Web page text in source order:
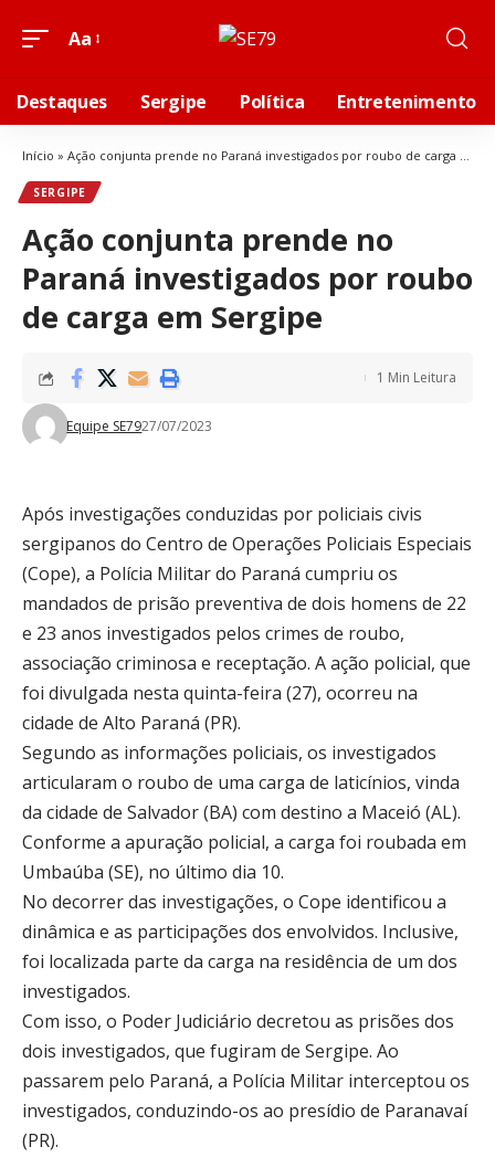
Aa
Destaques Sergipe Política Entretenimento
Início » Ação conjunta prende no Paraná investigados por roubo de carga em Sergipe
SERGIPE
Ação conjunta prende no
Paraná investigados por roubo
de carga em Sergipe
Equipe SE7927/07/2023
1 Min Leitura
Após investigações conduzidas por policiais civis
sergipanos do Centro de Operações Policiais Especiais
(Cope), a Polícia Militar do Paraná cumpriu os
mandados de prisão preventiva de dois homens de 22
e 23 anos investigados pelos crimes de roubo,
associação criminosa e receptação. A ação policial, que
foi divulgada nesta quinta-feira (27), ocorreu na
cidade de Alto Paraná (PR).
Segundo as informações policiais, os investigados
articularam o roubo de uma carga de laticínios, vinda
da cidade de Salvador (BA) com destino a Maceió (AL).
Conforme a apuração policial, a carga foi roubada em
Umbaúba (SE), no último dia 10.
No decorrer das investigações, o Cope identificou a
dinâmica e as participações dos envolvidos. Inclusive,
foi localizada parte da carga na residência de um dos
investigados.
Com isso, o Poder Judiciário decretou as prisões dos
dois investigados, que fugiram de Sergipe. Ao
passarem pelo Paraná, a Polícia Militar interceptou os
investigados, conduzindo-os ao presídio de Paranavaí
(PR).